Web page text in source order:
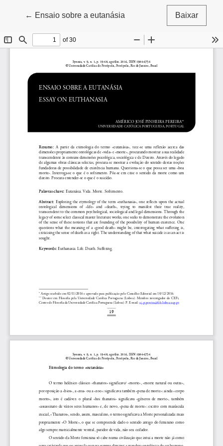
← Voltar aos Detalhes do Artigo
Ensaio sobre a eutanásia Baixar